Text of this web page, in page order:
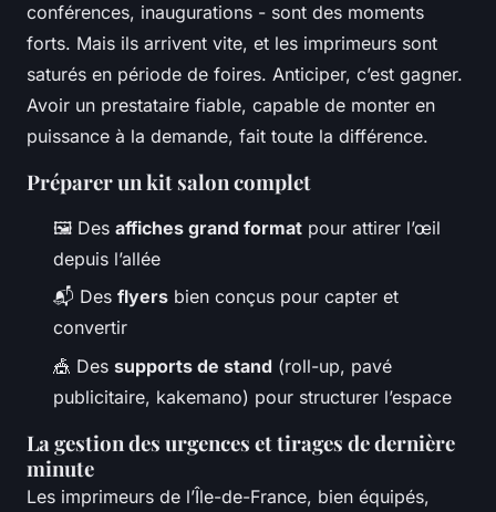
conférences, inaugurations - sont des moments
forts. Mais ils arrivent vite, et les imprimeurs sont
saturés en période de foires. Anticiper, c’est gagner.
Avoir un prestataire fiable, capable de monter en
puissance à la demande, fait toute la différence.
Préparer un kit salon complet
🖼️ Des affiches grand format pour attirer l’œil
depuis l’allée
📬 Des flyers bien conçus pour capter et
convertir
🎪 Des supports de stand (roll-up, pavé
publicitaire, kakemano) pour structurer l’espace
La gestion des urgences et tirages de dernière
minute
Les imprimeurs de l’Île-de-France, bien équipés,